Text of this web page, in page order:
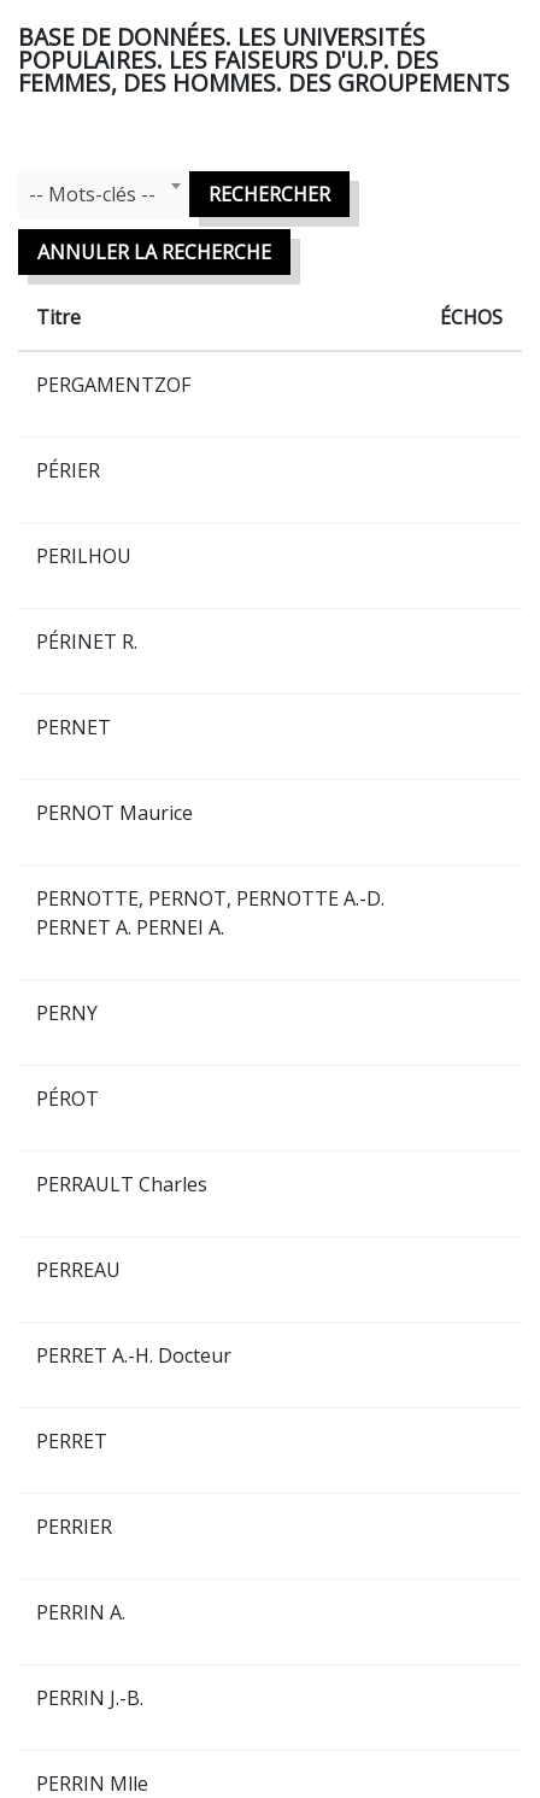
BASE DE DONNÉES. LES UNIVERSITÉS
POPULAIRES. LES FAISEURS D'U.P. DES
FEMMES, DES HOMMES. DES GROUPEMENTS
Mots Clefs
-- Mots-clés -- RECHERCHER
ANNULER LA RECHERCHE
Titre ÉCHOS
PERGAMENTZOF
PÉRIER
PERILHOU
PÉRINET R.
PERNET
PERNOT Maurice
PERNOTTE, PERNOT, PERNOTTE A.-D.
PERNET A. PERNEI A.
PERNY
PÉROT
PERRAULT Charles
PERREAU
PERRET A.-H. Docteur
PERRET
PERRIER
PERRIN A.
PERRIN J.-B.
PERRIN Mlle